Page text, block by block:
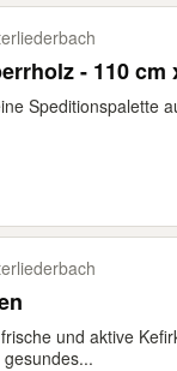
- 110 cm
Speditionspalette
und aktive